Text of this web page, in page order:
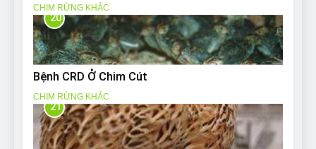
CHIM RỪNG KHÁC
20
Bệnh CRD Ở Chim Cút
CHIM RỪNG KHÁC
21